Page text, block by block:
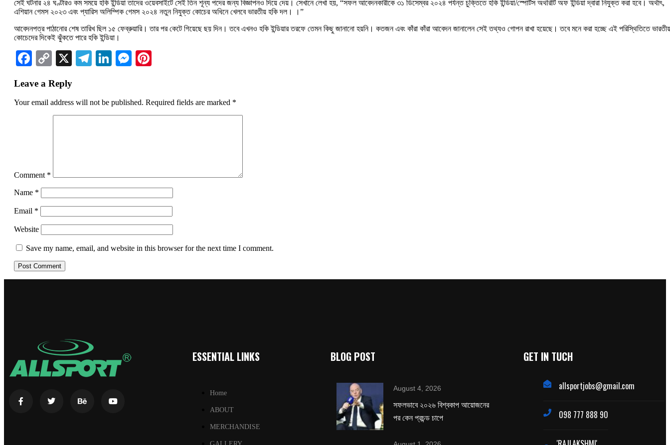
সেই ঘটনার ২৪ ঘণ্টারও কম সময়ে হকি ইন্ডিয়া তাদের ওয়েবসাইটে সেই তিন শূন্য পদের জন্য বিজ্ঞাপনও দিয়ে দেয়। সেখানে লেখা হয়, “সফল আবেদনকারীকে ৩১ ডিসেম্বর ২০২৪ পর্যন্ত চুক্তিতে হকি ইন্ডিয়া/স্পোর্টস অথরিটি অফ ইন্ডিয়া দ্বারা নিযুক্ত করা হবে। অর্থাৎ,
এশিয়ান গেমস ২০২৩ এবং প্যারিস অলিম্পিক গেমস ২০২৪ নতুন নিযুক্ত কোচের অধিনে খেলবে ভারতীয় হকি দল। ।”
আবেদনপত্র পাঠানোর শেষ তারিখ ছিল ১৫ ফেব্রুয়ারি। তার পর কেটে গিয়েছে ছয় দিন। তবে এখনও হকি ইন্ডিয়ার তরফে তেমন কিছু জানানো হয়নি। কতজন এবং কাঁরা কাঁরা আবেদন জানালেন সেই তথ্যও গোপন রাখা হয়েছে। তবে মনে করা হচ্ছে এই পরিস্থিতিতে ভারতীয়
কোচেদের দিকেই ঝুঁকতে পারে হকি ইন্ডিয়া।
Facebook
Copy
X Telegram
LinkedIn
Messenger
Leave a Reply
Your email address will not be published. Required fields are marked *
Comment *
Name *
Email *
Website
Save my name, email, and website in this browser for the next time I comment.
ESSENTIAL LINKS
Home
ABOUT
MERCHANDISE
BLOG POST
August 4, 2026
সফলভাবে ২০২৬ বিশ্বকাপ আয়োজনের
পর কেন প্রচন্ড চাপে
GET IN TUCH
allsportjobs@gmail.com
098 777 888 90